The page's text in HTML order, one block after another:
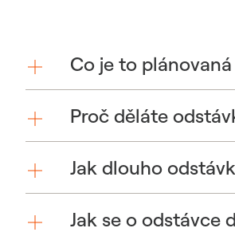
Co je to
Proč děláte
Jak dlouho
Jak se o odstávce